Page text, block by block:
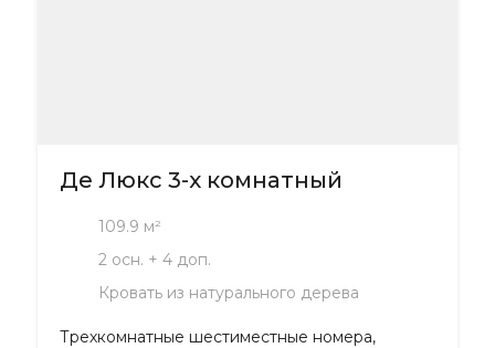
Де Люкс 3-х комнатный
109.9 м²
2 осн. + 4 доп.
Кровать из натурального дерева
Трехкомнатные шестиместные номера,